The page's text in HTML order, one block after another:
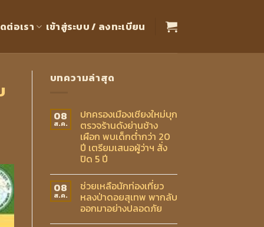
ต่อเรา เข้าสู่ระบบ / ลงทะเบียน
บทความล่าสุด
08
ส.ค.
ปกครองเมืองเชียงใหม่บุก
ตรวจร้านดังย่านช้าง
เผือก พบเด็กต่ำกว่า 20
ปี เตรียมเสนอผู้ว่าฯ สั่ง
ปิด 5 ปี
08
ส.ค.
ช่วยเหลือนักท่องเที่ยว
หลงป่าดอยสุเทพ พากลับ
ออกมาอย่างปลอดภัย